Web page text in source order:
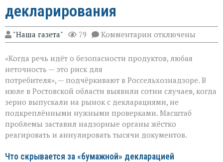
декларирования
"Наша газета" 79 Комментарии к
записи
под
Ростовской
области
вскрыли
массовые
нарушения
декларирования
отключены
«Когда речь идёт о безопасности продуктов, любая
неточность — это риск для
потребителя», — подчёркивают в Россельхознадзоре. В
июле в Ростовской области выявили сотни случаев, когда
зерно выпускали на рынок с декларациями, не
подкреплёнными нужными проверками. Масштаб
проблемы заставил надзорные органы жёстко
реагировать и аннулировать тысячи документов.
Что скрывается за «бумажной» декларацией